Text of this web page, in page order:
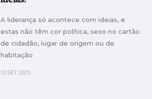
A liderança só acontece com ideias, e
estas não têm cor política, sexo no cartão
de cidadão, lugar de origem ou de
habitação
13 SET 2025